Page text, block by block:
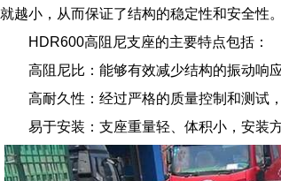
就越小，从而保证了结构的稳定性和安全性。
HDR600高阻尼支座的主要特点包括：
高阻尼比：能够有效减少结构的振动响
高耐久性：经过严格的质量控制和测试
易于安装：支座重量轻、体积小，安装